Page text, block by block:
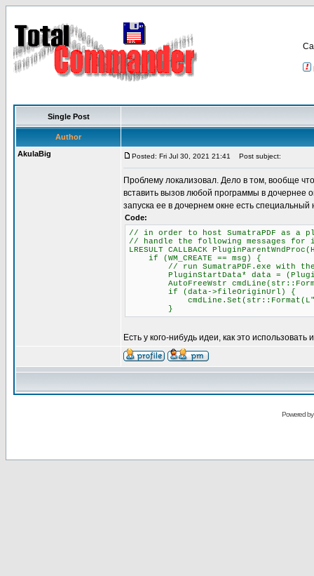
Single Post
Author
AkulaBig
Posted: Fri Jul 30, 2021 21:41 Post subject:
Проблему локализовал. Дело в том, вообще
вставить вызов любой программы в дочернее
запуска ее в дочернем окне есть
Code:
// in order to host SumatraPDF as a
// handle the following messages
LRESULT CALLBACK
if (WM_CREATE == msg) {
// run SumatraPDF.exe with the -
PluginStartData* data =
AutoFreeWstr
if (data->fileOriginUrl) {
cmdLine.Set(str::Format(L"-
}
Есть у кого-нибудь идеи, как это
Powered by